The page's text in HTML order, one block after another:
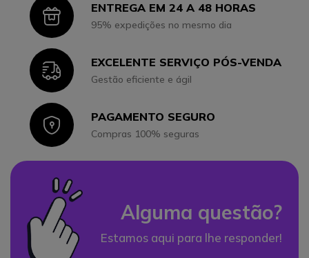
IconENTREGA EM 24 A 48 HORAS
95% expedições no mesmo dia
IconEXCELENTE SERVIÇO PÓS-VENDA
Gestão eficiente e ágil
IconPAGAMENTO SEGURO
Compras 100% seguras
Alguma questão?
Estamos aqui para lhe responder!